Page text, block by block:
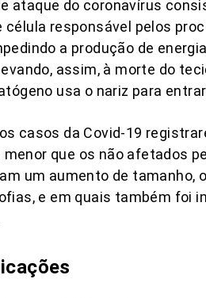
ataque do coronavírus
célula responsável pelos
a produção de
assim, à morte do
usa o nariz para
casos da Covid-19
que os não afetados
um aumento de tamanho,
e em quais também foi